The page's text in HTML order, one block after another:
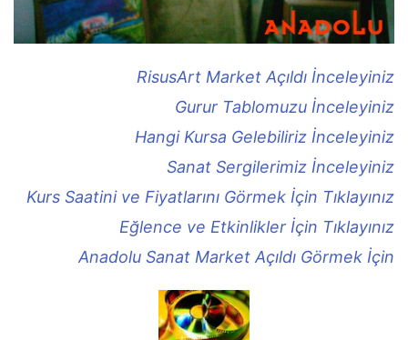
RisusArt Market Açıldı İnceleyiniz
Gurur Tablomuzu İnceleyiniz
Hangi Kursa Gelebiliriz İnceleyiniz
Sanat Sergilerimiz İnceleyiniz
Kurs Saatini ve Fiyatlarını Görmek İçin Tıklayınız
Eğlence ve Etkinlikler İçin Tıklayınız
Anadolu Sanat Market Açıldı Görmek İçin